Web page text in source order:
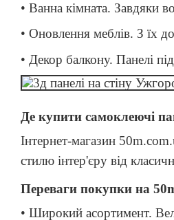
• Ванна кімната. Завдяки
• Оновлення меблів. З їх
• Декор балкону. Панелі
Де купити самоклеючі
Інтернет-магазин
стилю інтер'єру від
Переваги покупки на
• Широкий асортимент.